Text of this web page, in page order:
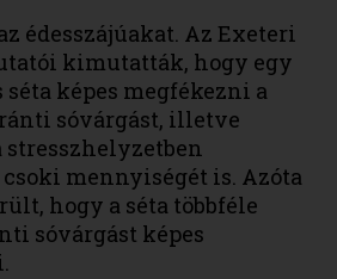
édesszájúakat. Az Exeteri
kimutatták, hogy egy
séta képes megfékezni a
sóvárgást, illetve
stresszhelyzetben
mennyiségét is. Azóta
hogy a séta többféle
sóvárgást képes